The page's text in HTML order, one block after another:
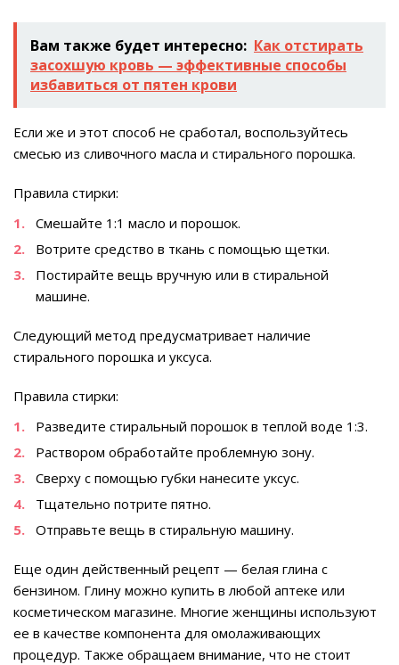
Вам также будет интересно: Как отстирать
засохшую кровь — эффективные способы
избавиться от пятен крови
Если же и этот способ не сработал, воспользуйтесь
смесью из сливочного масла и стирального порошка.
Правила стирки:
Смешайте 1:1 масло и порошок.
Вотрите средство в ткань с помощью щетки.
Постирайте вещь вручную или в стиральной
машине.
Следующий метод предусматривает наличие
стирального порошка и уксуса.
Правила стирки:
Разведите стиральный порошок в теплой воде 1:3.
Раствором обработайте проблемную зону.
Сверху с помощью губки нанесите уксус.
Тщательно потрите пятно.
Отправьте вещь в стиральную машину.
Еще один действенный рецепт — белая глина с
бензином. Глину можно купить в любой аптеке или
косметическом магазине. Многие женщины используют
ее в качестве компонента для омолаживающих
процедур. Также обращаем внимание, что не стоит